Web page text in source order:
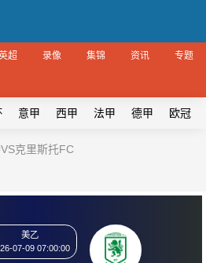
超 录像 集锦 资讯 专题
意甲 西甲 法甲 德甲 欧冠
克里斯托FC